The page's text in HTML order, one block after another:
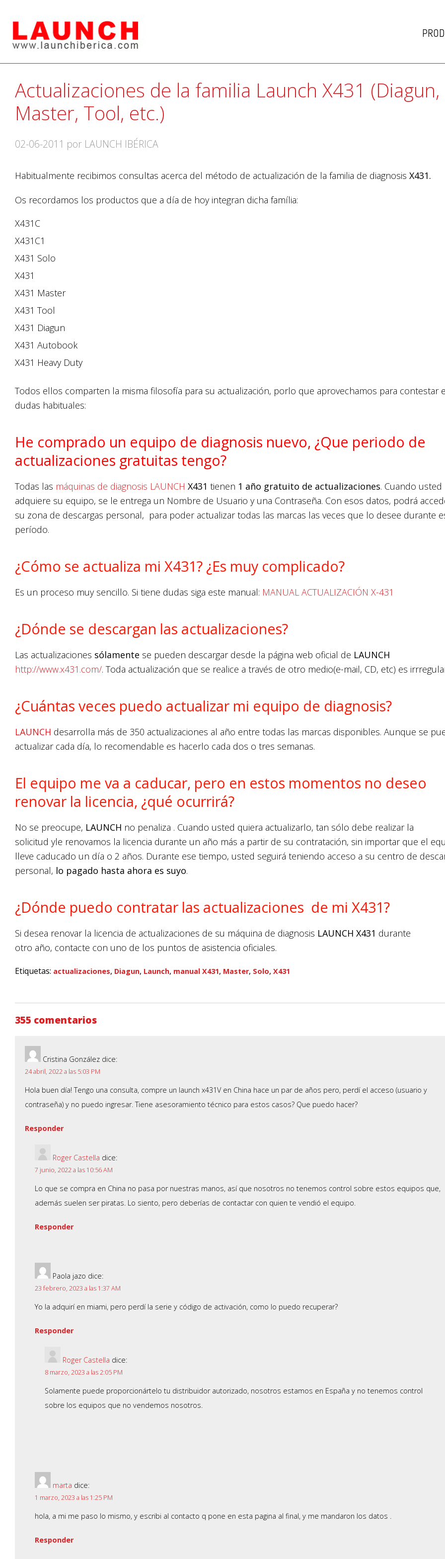
Actualizaciones de la familia Launch X431 (Diagun,
Master, Tool, etc.)
02-06-2011 por LAUNCH IBÉRICA
Habitualmente recibimos consultas acerca del método de actualización de la familia de diagnosis X431.
Os recordamos los productos que a día de hoy integran dicha família:
X431C
X431C1
X431 Solo
X431
X431 Master
X431 Tool
X431 Diagun
X431 Autobook
X431 Heavy Duty
Todos ellos comparten la misma filosofía para su actualización, porlo que aprovechamos para contestar
dudas habituales:
He comprado un equipo de diagnosis nuevo, ¿Que periodo de
actualizaciones gratuitas tengo?
Todas las máquinas de diagnosis LAUNCH X431 tienen 1 año gratuito de actualizaciones. Cuando usted
adquiere su equipo, se le entrega un Nombre de Usuario y una Contraseña. Con esos datos, podrá
su zona de descargas personal, para poder actualizar todas las marcas las veces que lo desee durante
período.
¿Cómo se actualiza mi X431? ¿Es muy complicado?
Es un proceso muy sencillo. Si tiene dudas siga este manual: MANUAL ACTUALIZACIÓN X-431
¿Dónde se descargan las actualizaciones?
Las actualizaciones sólamente se pueden descargar desde la página web oficial de LAUNCH
http://www.x431.com/. Toda actualización que se realice a través de otro medio(e-mail, CD, etc) es
¿Cuántas veces puedo actualizar mi equipo de diagnosis?
LAUNCH desarrolla más de 350 actualizaciones al año entre todas las marcas disponibles. Aunque se
actualizar cada día, lo recomendable es hacerlo cada dos o tres semanas.
El equipo me va a caducar, pero en estos momentos no deseo
renovar la licencia, ¿qué ocurrirá?
No se preocupe, LAUNCH no penaliza . Cuando usted quiera actualizarlo, tan sólo debe realizar la
solicitud yle renovamos la licencia durante un año más a partir de su contratación, sin importar que el
lleve caducado un día o 2 años. Durante ese tiempo, usted seguirá teniendo acceso a su centro de
personal, lo pagado hasta ahora es suyo.
¿Dónde puedo contratar las actualizaciones de mi X431?
Si desea renovar la licencia de actualizaciones de su máquina de diagnosis LAUNCH X431 durante
otro año, contacte con uno de los puntos de asistencia oficiales.
Etiquetas: actualizaciones, Diagun, Launch, manual X431, Master, Solo, X431
355 comentarios
Cristina González dice:
24 abril, 2022 a las 5:03 PM
Hola buen día! Tengo una consulta, compre un launch x431V en China hace un par de años pero, perdí el acceso (usuario y
contraseña) y no puedo ingresar. Tiene asesoramiento técnico para estos casos? Que puedo hacer?
Responder
Roger Castella dice:
7 junio, 2022 a las 10:56 AM
Lo que se compra en China no pasa por nuestras manos, así que nosotros no tenemos control sobre estos equipos que,
además suelen ser piratas. Lo siento, pero deberías de contactar con quien te vendió el equipo.
Responder
Paola jazo dice:
23 febrero, 2023 a las 1:37 AM
Yo la adquirí en miami, pero perdí la serie y código de activación, como lo puedo recuperar?
Responder
Roger Castella dice:
8 marzo, 2023 a las 2:05 PM
Solamente puede proporcionártelo tu distribuidor autorizado, nosotros estamos en España y no tenemos control
sobre los equipos que no vendemos nosotros.
marta dice:
1 marzo, 2023 a las 1:25 PM
hola, a mi me paso lo mismo, y escribi al contacto q pone en esta pagina al final, y me mandaron los datos .
Responder